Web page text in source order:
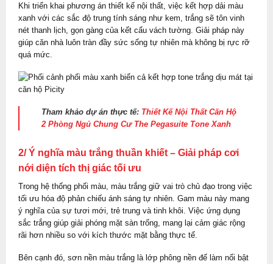
Khi triển khai phương án thiết kế nội thất, việc kết hợp dải màu
xanh với các sắc độ trung tính sáng như kem, trắng sẽ tôn vinh
nét thanh lịch, gọn gàng của kết cấu vách tường. Giải pháp này
giúp căn nhà luôn tràn đầy sức sống tự nhiên mà không bị rực rỡ
quá mức.
Tham khảo dự án thực tế: Thiết Kế Nội Thất Căn Hộ
2 Phòng Ngủ Chung Cư The Pegasuite Tone Xanh
2/ Ý nghĩa màu trắng thuần khiết – Giải pháp cơi
nới diện tích thị giác tối ưu
Trong hệ thống phối màu, màu trắng giữ vai trò chủ đạo trong việc
tối ưu hóa độ phản chiếu ánh sáng tự nhiên. Gam màu này mang
ý nghĩa của sự tươi mới, trẻ trung và tinh khôi. Việc ứng dụng
sắc trắng giúp giải phóng mặt sàn trống, mang lại cảm giác rộng
rãi hơn nhiều so với kích thước mặt bằng thực tế.
Bên cạnh đó, sơn nền màu trắng là lớp phông nền để làm nổi bật